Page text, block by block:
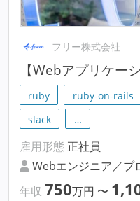
フリー株式会社
【Webアプリケー
ruby ruby-on-rails
slack
…
雇用形態 正社員
Webエンジニア／プ
年収 750万円 〜